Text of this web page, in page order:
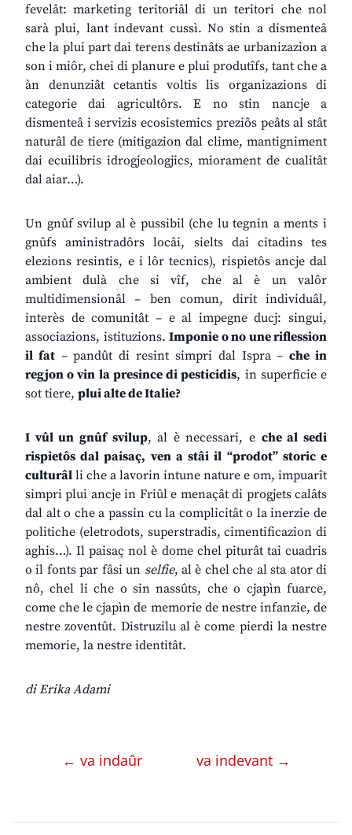
fevelât: marketing teritoriâl di un teritori che nol
sarà plui, lant indevant cussì. No stin a dismenteâ
che la plui part dai terens destinâts ae urbanizazion a
son i miôr, chei di planure e plui produtîfs, tant che a
àn denunziât cetantis voltis lis organizazions di
categorie dai agricultôrs. E no stin nancje a
dismenteâ i servizis ecosistemics preziôs peâts al stât
naturâl de tiere (mitigazion dal clime, mantigniment
dai ecuilibris idrogjeologjics, miorament de cualitât
dal aiar…).
Un gnûf svilup al è pussibil (che lu tegnin a ments i
gnûfs aministradôrs locâi, sielts dai citadins tes
elezions resintis, e i lôr tecnics), rispietôs ancje dal
ambient dulà che si vîf, che al è un valôr
multidimensionâl – ben comun, dirit individuâl,
interès de comunitât – e al impegne ducj: singui,
associazions, istituzions. Imponie o no une riflession
il fat– pandût di resint simpri dal Ispra –che in
regjon o vin la presince di pesticidis, in superficie e
sot tiere, plui alte de Italie?
I vûl un gnûf svilup, al è necessari, e che al sedi
rispietôs dal paisaç, ven a stâi il “prodot” storic e
culturâl li che a lavorin intune nature e om, impuarît
simpri plui ancje in Friûl e menaçât di progjets calâts
dal alt o che a passin cu la complicitât o la inerzie de
politiche (eletrodots, superstradis, cimentificazion di
aghis…). Il paisaç nol è dome chel piturât tai cuadris
o il fonts par fâsi un selfie, al è chel che al sta ator di
nô, chel li che o sin nassûts, che o cjapìn fuarce,
come che le cjapìn de memorie de nestre infanzie, de
nestre zoventût. Distruzilu al è come pierdi la nestre
memorie, la nestre identitât.
di Erika Adami
← va indaûr va indevant →